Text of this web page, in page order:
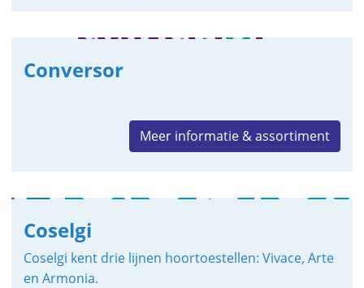
Conversor
Meer informatie & assortiment
Coselgi
Coselgi kent drie lijnen hoortoestellen: Vivace, Arte
en Armonia.